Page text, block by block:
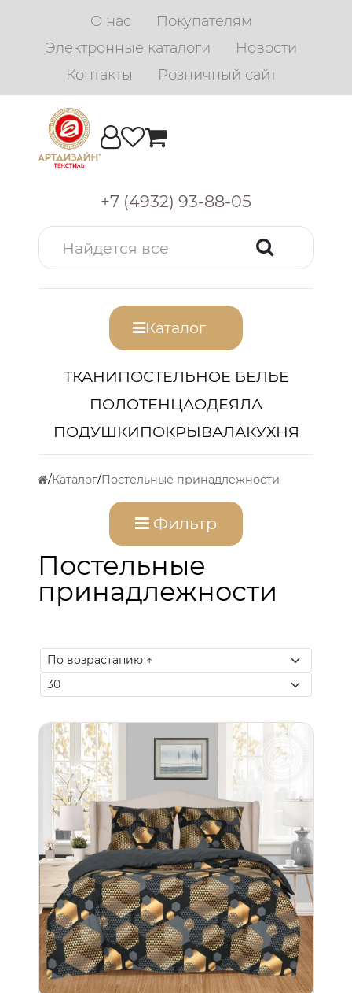
О нас
Покупателям
Электронные каталоги
Новости
Контакты
Розничный сайт
+7 (4932) 93-88-05
Каталог
ТКАНИПОСТЕЛЬНОЕ БЕЛЬЕ
ПОЛОТЕНЦАОДЕЯЛА
ПОДУШКИПОКРЫВАЛАКУХНЯ
Каталог Постельные принадлежности
Фильтр
Постельные
принадлежности